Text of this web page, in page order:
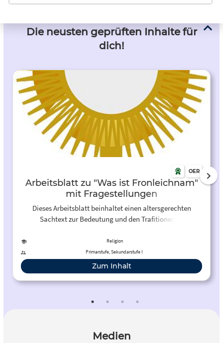
Die neusten geprüften Inhalte für
dich!
OER
Arbeitsblatt zu "Was ist Fronleichnam"
mit Fragestellungen
Dieses Arbeitsblatt beinhaltet einen altersgerechten
Sachtext zur Bedeutung und den Trafitionen zu
Verständnis zum Text vertieft.
Religion
Primarstufe, Sekundarstufe I
Zum Inhalt
Medien